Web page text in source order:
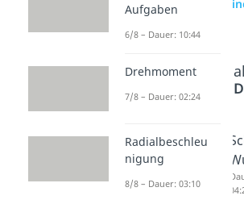
zur Videoseite:
starren Körpers
Beliebte
Kinemat
ik des
starren
Schiefe
04:25
Aufgaben
6/8 – Dauer: 10:44
Drehmoment
7/8 – Dauer: 02:24
Radialbeschleu
nigung
8/8 – Dauer: 03:10